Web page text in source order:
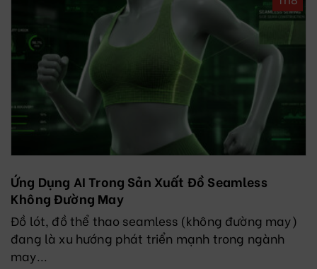
Ứng Dụng AI Trong Sản Xuất Đồ Seamless
Không Đường May
Đồ lót, đồ thể thao seamless (không đường may)
đang là xu hướng phát triển mạnh trong ngành
may...